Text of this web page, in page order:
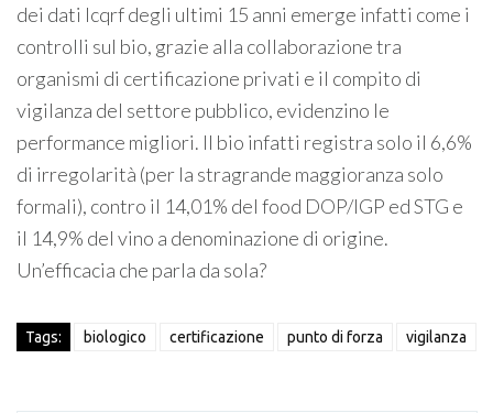
dei dati Icqrf degli ultimi 15 anni emerge infatti come i
controlli sul bio, grazie alla collaborazione tra
organismi di certificazione privati e il compito di
vigilanza del settore pubblico, evidenzino le
performance migliori. Il bio infatti registra solo il 6,6%
di irregolarità (per la stragrande maggioranza solo
formali), contro il 14,01% del food DOP/IGP ed STG e
il 14,9% del vino a denominazione di origine.
Un’efficacia che parla da sola?
Tags: biologico certificazione punto di forza vigilanza